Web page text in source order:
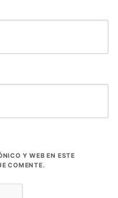
Y WEB EN ESTE
COMENTE.